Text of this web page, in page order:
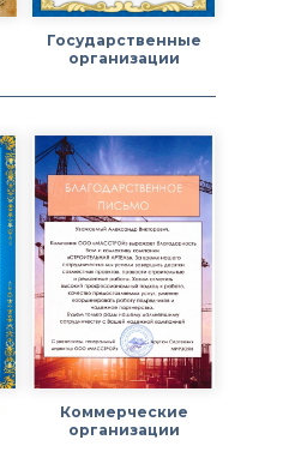
Государственные
организации
Коммерческие
организации